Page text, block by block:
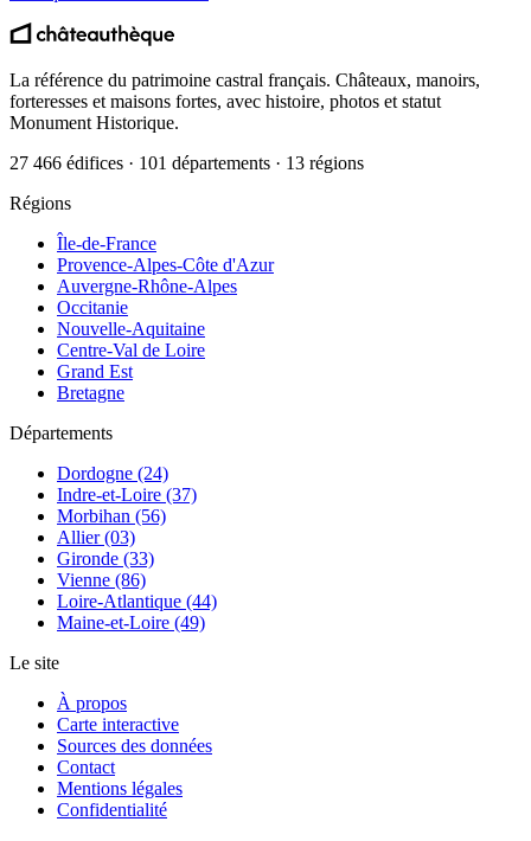
La référence du patrimoine castral français. Châteaux, manoirs,
forteresses et maisons fortes, avec histoire, photos et statut
Monument Historique.
27 466 édifices · 101 départements · 13 régions
Régions
Île-de-France
Provence-Alpes-Côte d'Azur
Auvergne-Rhône-Alpes
Occitanie
Nouvelle-Aquitaine
Centre-Val de Loire
Grand Est
Bretagne
Départements
Dordogne (24)
Indre-et-Loire (37)
Morbihan (56)
Allier (03)
Gironde (33)
Vienne (86)
Loire-Atlantique (44)
Maine-et-Loire (49)
Le site
À propos
Carte interactive
Sources des données
Contact
Mentions légales
Confidentialité